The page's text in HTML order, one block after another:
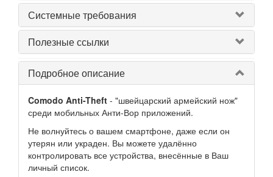
Системные требования
Полезные ссылки
Подробное описание
Comodo Anti-Theft - "швейцарский армейский нож"
среди мобильных Анти-Вор приложений.
Не волнуйтесь о вашем смартфоне, даже если он
утерян или украден. Вы можете удалённо
контролировать все устройства, внесённые в Ваш
личный список.